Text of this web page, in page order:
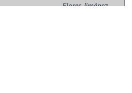
Flores Jiménez,